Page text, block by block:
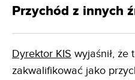
Przychód z innych
Dyrektor KIS wyjaśnił, że
zakwalifikować jako